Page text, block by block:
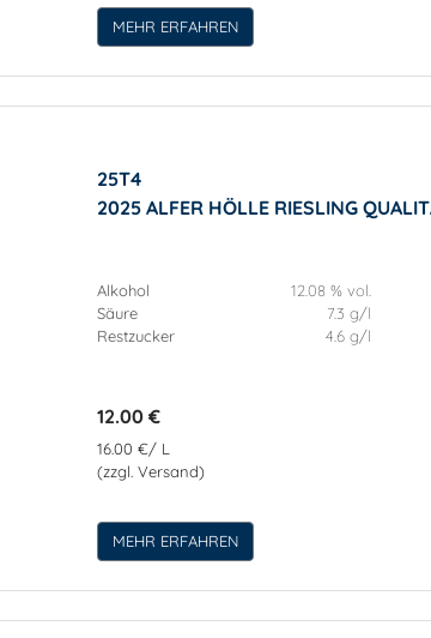
MEHR ERFAHREN
25T4
2025 ALFER HÖLLE RIESLING
Alkohol
12.08 % vol.
Säure
7.3 g/l
Restzucker
4.6 g/l
12.00 €
16.00 €/ L
(zzgl. Versand)
MEHR ERFAHREN